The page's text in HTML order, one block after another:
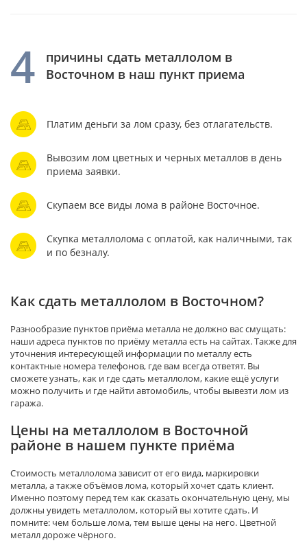
4
причины сдать металлолом в
Восточном в наш пункт приема
Платим деньги за лом сразу, без отлагательств.
Вывозим лом цветных и черных металлов в день
приема заявки.
Скупаем все виды лома в районе Восточное.
Скупка металлолома с оплатой, как наличными, так
и по безналу.
Как сдать металлолом в Восточном?
Разнообразие пунктов приёма металла не должно вас смущать:
наши адреса пунктов по приёму металла есть на сайтах. Также для
уточнения интересующей информации по металлу есть
контактные номера телефонов, где вам всегда ответят. Вы
сможете узнать, как и где сдать металлолом, какие ещё услуги
можно получить и где найти автомобиль, чтобы вывезти лом из
гаража.
Цены на металлолом в Восточной
районе в нашем пункте приёма
Стоимость металлолома зависит от его вида, маркировки
металла, а также объёмов лома, который хочет сдать клиент.
Именно поэтому перед тем как сказать окончательную цену, мы
должны увидеть металлолом, который вы хотите сдать. И
помните: чем больше лома, тем выше цены на него. Цветной
металл дороже чёрного.